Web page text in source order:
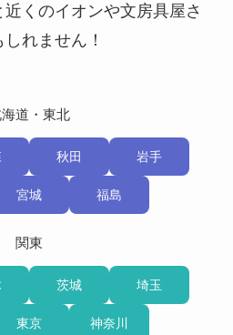
くのイオンや文房具屋さ
れません！
道・東北
秋田 岩手
宮城 福島
関東
茨城 埼玉
東京 神奈川